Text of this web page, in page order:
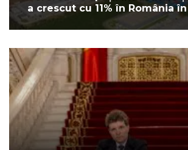
a crescut cu 11% în România în